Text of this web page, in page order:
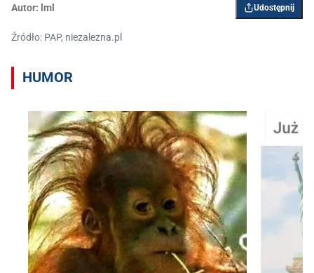
Autor: lml Udostępnij
Źródło: PAP, niezalezna.pl
HUMOR